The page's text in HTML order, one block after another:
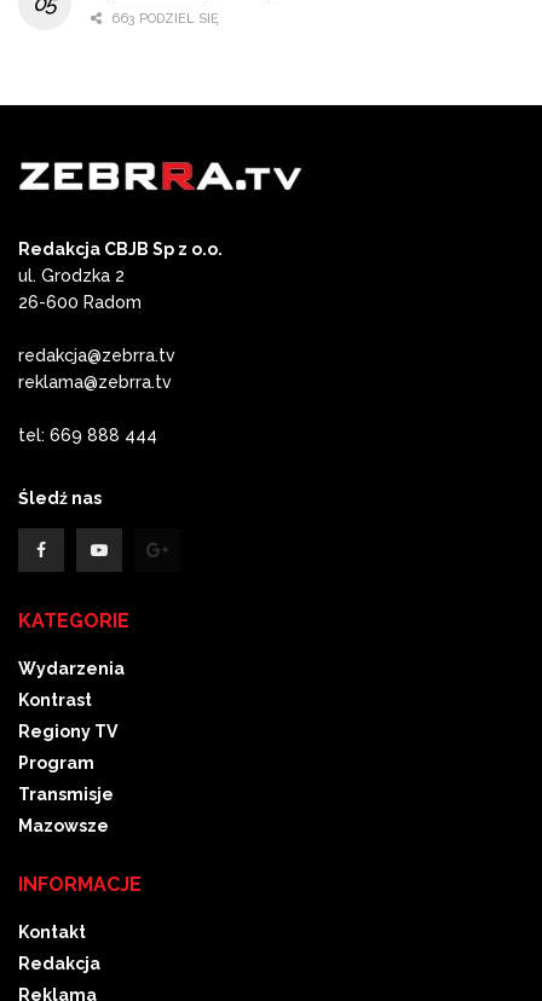
663 PODZIEL SIĘ
Redakcja CBJB Sp z o.o.
ul. Grodzka 2
26-600 Radom
redakcja@zebrra.tv
reklama@zebrra.tv
tel: 669 888 444
Śledź nas
KATEGORIE
Wydarzenia
Kontrast
Regiony TV
Program
Transmisje
Mazowsze
INFORMACJE
Kontakt
Redakcja
Reklama